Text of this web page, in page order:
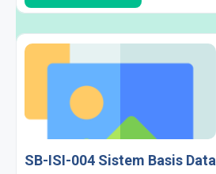
SB-ISI-004 Sistem Basis Data